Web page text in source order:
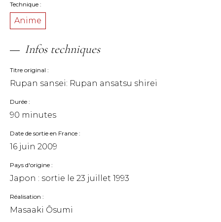
Technique
Anime
Infos techniques
Titre original
Rupan sansei: Rupan ansatsu shirei
Durée
90 minutes
Date de sortie en France
16 juin 2009
Pays d'origine
Japon : sortie le 23 juillet 1993
Réalisation
Masaaki Ôsumi